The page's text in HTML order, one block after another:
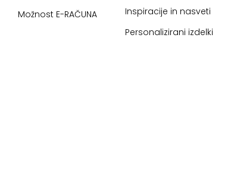
Možnost E-RAČUNA
Inspiracije in nasveti
Personalizirani izdelki